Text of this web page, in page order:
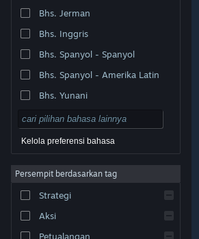
Undang. Semua merek dagang merupakan hak pemilik
Legal| Aksesibilitas
Pengembalian Dana
Bhs. Jerman
Bhs. Inggris
Bhs. Spanyol - Spanyol
Bhs. Spanyol - Amerika Latin
Bhs. Yunani
Kelola preferensi bahasa
Persempit berdasarkan tag
Strategi
Aksi
Petualangan